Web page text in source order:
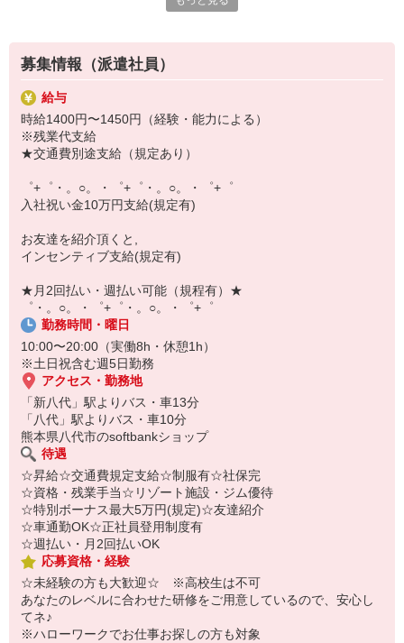
事務、経理、データ入力、コールセンター、受付
機械/食品製造・梱包・仕分け・加工・組立・検査
▼美容系
眉毛サロンのアイブロウ・ネイリスト・エステ
▼営業・販売
法人営業・アパレル販売・個別指導塾・人材紹介
▼人気案件も多数♪
短期・期間限定・オープニング・官公庁案件
上場/優良/大手企業など
【スマホ面接実施中】
￣￣￣￣￣￣￣￣￣
自宅に居ながらスマホでカンタン面接OK！
オンライン面談なのでスピード対応。
即日登録もOK♪
気になった方はお気軽にご相談ください！
募集情報（派遣社員）
給与
時給1400円〜1450円（経験・能力による）
※残業代支給
★交通費別途支給（規定あり）
゜+゜・。○。・゜+゜・。○。・゜+゜
入社祝い金10万円支給(規定有)
お友達を紹介頂くと,
インセンティブ支給(規定有)
★月2回払い・週払い可能（規程有）★
゜・。○。・゜+゜・。○。・゜+゜
勤務時間・曜日
10:00〜20:00（実働8h・休憩1h）
※土日祝含む週5日勤務
アクセス・勤務地
「新八代」駅よりバス・車13分
「八代」駅よりバス・車10分
熊本県八代市のsoftbankショップ
待遇
☆昇給☆交通費規定支給☆制服有☆社保完
☆資格・残業手当☆リゾート施設・ジム優待
☆特別ボーナス最大5万円(規定)☆友達紹介
☆車通勤OK☆正社員登用制度有
☆週払い・月2回払いOK
応募資格・経験
☆未経験の方も大歓迎☆ ※高校生は不可
あなたのレベルに合わせた研修をご用意しているので、安心し
てネ♪
※ハローワークでお仕事お探しの方も対象